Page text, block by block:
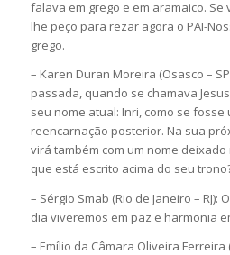
falava em grego e em aramaico. Se
lhe peço para rezar agora o PAI-
grego.
– Karen Duran Moreira (Osasco –
passada, quando se chamava
seu nome atual: Inri, como se fosse
reencarnação posterior. Na sua
virá também com um nome
que está escrito acima do seu
– Sérgio Smab (Rio de Janeiro –
dia viveremos em paz e harmonia
– Emílio da Câmara Oliveira Ferreira